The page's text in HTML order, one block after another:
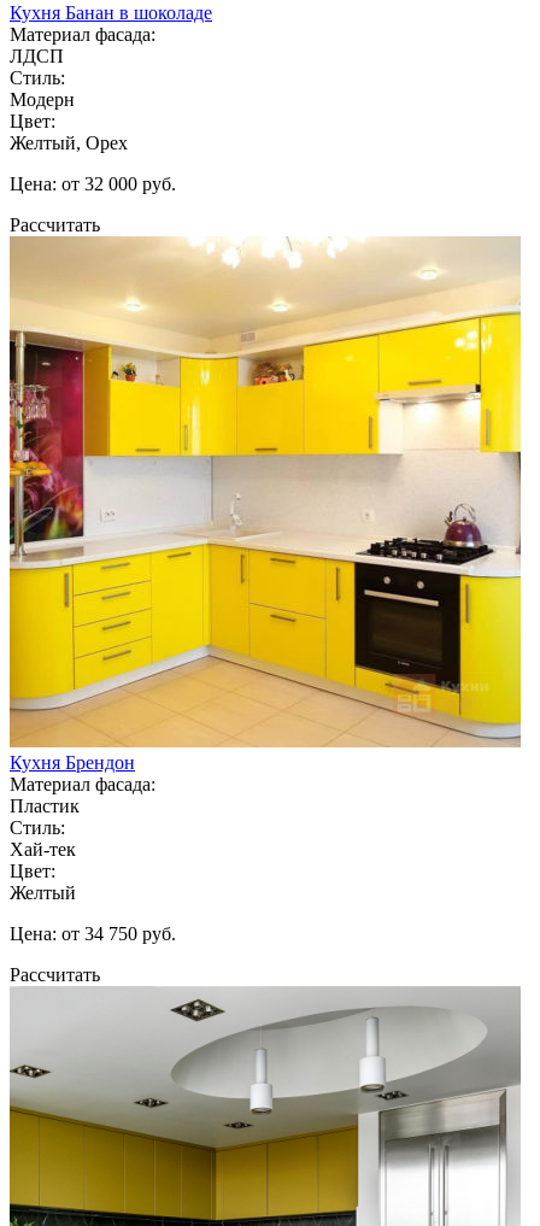
Кухня Банан в шоколаде
Материал фасада:
ЛДСП
Стиль:
Модерн
Цвет:
Желтый, Орех
Цена: от 32 000 руб.
Рассчитать
Кухня Брендон
Материал фасада:
Пластик
Стиль:
Хай-тек
Цвет:
Желтый
Цена: от 34 750 руб.
Рассчитать